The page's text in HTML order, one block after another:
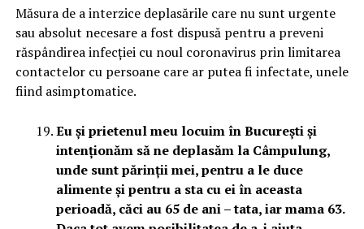
Măsura de a interzice deplasările care nu sunt urgente
sau absolut necesare a fost dispusă pentru a preveni
răspândirea infecției cu noul coronavirus prin limitarea
contactelor cu persoane care ar putea fi infectate, unele
fiind asimptomatice.
Eu și prietenul meu locuim în București și
intenționăm să ne deplasăm la Câmpulung,
unde sunt părinții mei, pentru a le duce
alimente și pentru a sta cu ei în aceasta
perioadă, căci au 65 de ani – tata, iar mama 63.